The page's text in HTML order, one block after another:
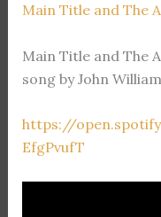
Main Title and The
Main Title and The
song by John
https://
EfgPvufT